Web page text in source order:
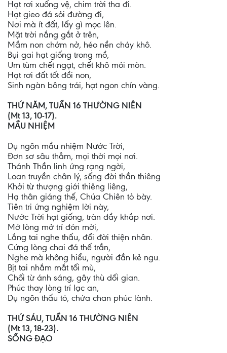
Hạt rơi xuống vệ, chim trời tha đi.
Hạt gieo đá sỏi đường đi,
Nơi mà ít đất, lấy gì mọc lên.
Mặt trời nắng gắt ở trên,
Mầm non chớm nở, héo nền cháy khô.
Bụi gai hạt giống trong mồ,
Um tùm chết ngạt, chết khô mỏi mòn.
Hạt rơi đất tốt đồi non,
Sinh ngàn bông trái, hạt ngon chín vàng.
THỨ NĂM, TUẦN 16 THƯỜNG NIÊN
(Mt 13, 10-17).
MẦU NHIỆM
Dụ ngôn mầu nhiệm Nước Trời,
Đơn sơ sâu thẳm, mọi thời mọi nơi.
Thánh Thần linh ứng rạng ngời,
Loan truyền chân lý, sống đời thần thiêng
Khởi từ thượng giới thiêng liêng,
Hạ thân giáng thế, Chúa Chiên tỏ bày.
Tiên tri ứng nghiệm lời này,
Nước Trời hạt giống, tràn đầy khắp nơi.
Mở lòng mở trí đón mời,
Lắng tai nghe thấu, đổi đời thiện nhân.
Cứng lòng chai đá thế trần,
Nghe mà không hiểu, người đần kẻ ngu.
Bịt tai nhắm mắt tối mù,
Chối từ ánh sáng, gây thù dối gian.
Phúc thay lòng trí lạc an,
Dụ ngôn thấu tỏ, chứa chan phúc lành.
THỨ SÁU, TUẦN 16 THƯỜNG NIÊN
(Mt 13, 18-23).
SỐNG ĐẠO